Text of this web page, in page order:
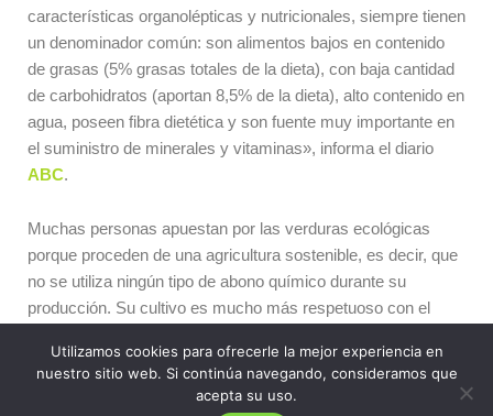
características organolépticas y nutricionales, siempre tienen
un denominador común: son alimentos bajos en contenido
de grasas (5% grasas totales de la dieta), con baja cantidad
de carbohidratos (aportan 8,5% de la dieta), alto contenido en
agua, poseen fibra dietética y son fuente muy importante en
el suministro de minerales y vitaminas», informa el diario
ABC.
Muchas personas apuestan por las verduras ecológicas
porque proceden de una agricultura sostenible, es decir, que
no se utiliza ningún tipo de abono químico durante su
producción. Su cultivo es mucho más respetuoso con el
Aprovecha todas las verduras que te da tu huerto para
Utilizamos cookies para ofrecerle la mejor experiencia en
nuestro sitio web. Si continúa navegando, consideramos que
acepta su uso.